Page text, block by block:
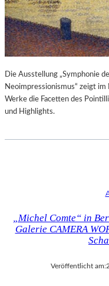
Die Ausstellung „Symphonie
Neoimpressionismus“ zeigt
Werke die Facetten des
und Highlights.
„Michel Comte“ in
Galerie CAMERA
Veröffentlicht am: